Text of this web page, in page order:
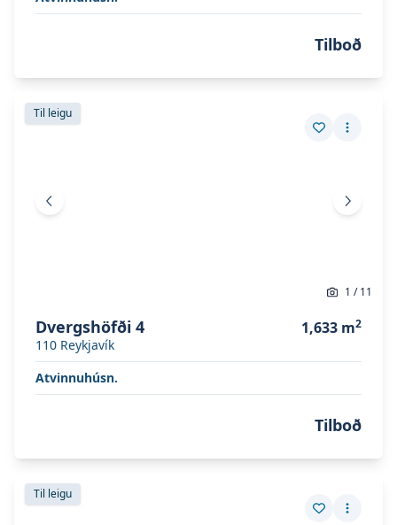
Tilboð
Skoða eignina
Til leigu
Vista eign
Fleiri
Skoða eignina
Fyrri mynd Næsta
1 /11
Dvergshöfði 4
110 Reykjavík
1,633 m2
Atvinnuhúsn.
Tilboð
Skoða eignina
Til leigu
Vista eign
Fleiri
Skoða eignina